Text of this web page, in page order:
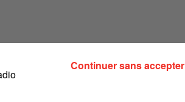
Continuer sans accepter